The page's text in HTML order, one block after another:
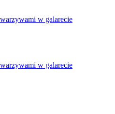
w galarecie
w galarecie